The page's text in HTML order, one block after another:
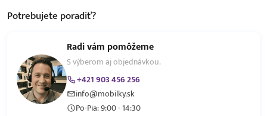
Potrebujete poradiť?
Radi vám pomôžeme
S výberom aj objednávkou.
+421 903 456 256
info@mobilky.sk
Po-Pia: 9:00 - 14:30